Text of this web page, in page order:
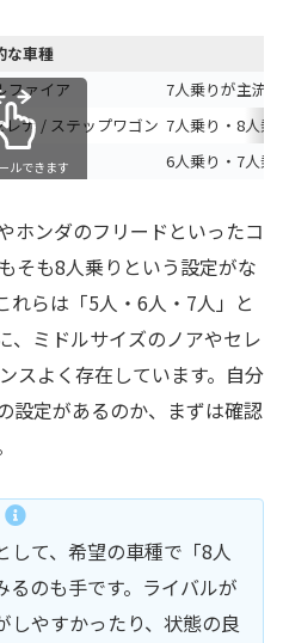
な車種
ファイア
7人乗りが主流
レナ / ステップワゴン 7人乗り・8人乗
6人乗り・7人乗
ルできます
ホンダのフリードといったコ
そも8人乗りという設定がな
れらは「5人・6人・7人」と
、ミドルサイズのノアやセレ
スよく存在しています。自分
設定があるのか、まずは確認
して、希望の車種で「8人
のも手です。ライバルが
しやすかったり、状態の良